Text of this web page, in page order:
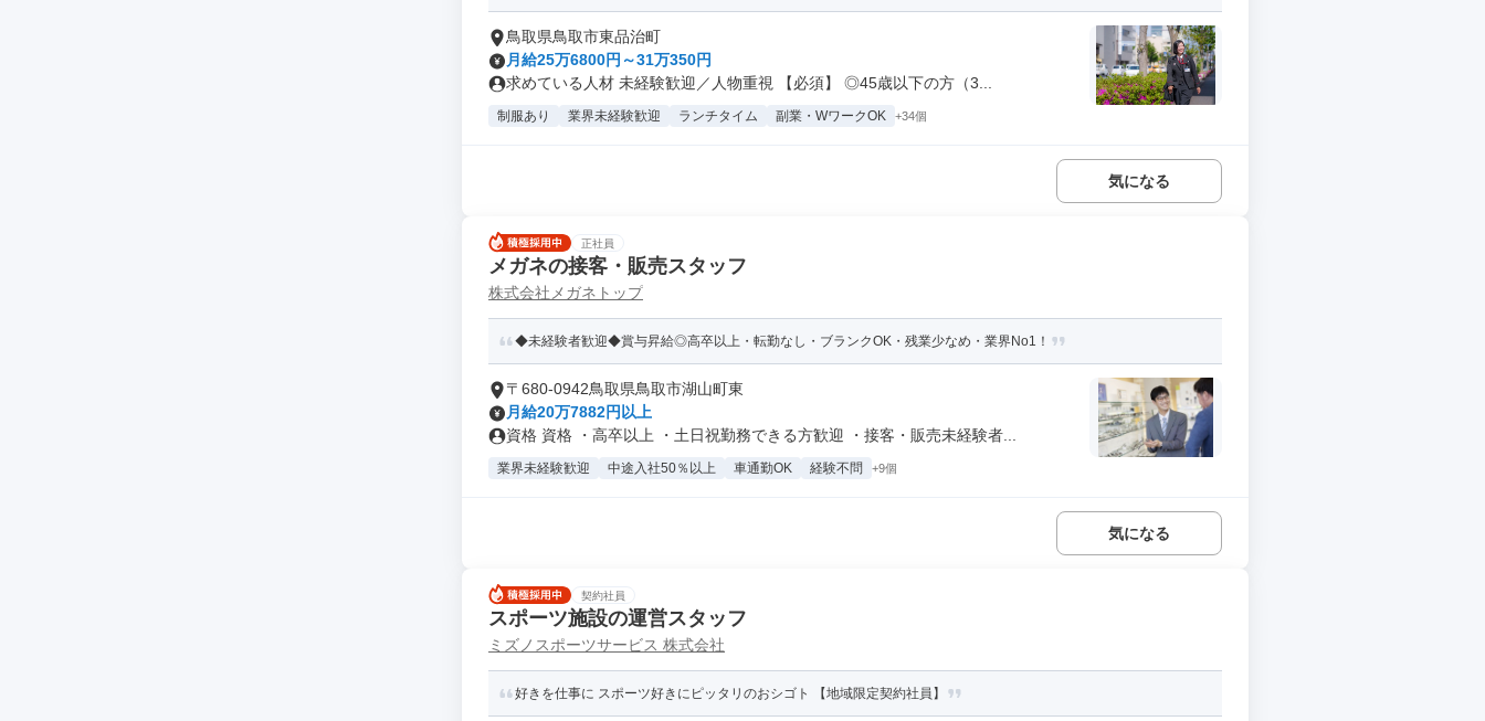
鳥取県鳥取市東品治町
月給25万6800円～31万350円
求めている人材 未経験歓迎／人物重視 【必須】 ◎45歳以下の方（3...
制服あり 業界未経験歓迎 ランチタイム 副業・WワークOK +34個
気になる
正社員
メガネの接客・販売スタッフ
株式会社メガネトップ
◆未経験者歓迎◆賞与昇給◎高卒以上・転勤なし・ブランクOK・残業少なめ・業界No1！
〒680-0942鳥取県鳥取市湖山町東
月給20万7882円以上
資格 資格 ・高卒以上 ・土日祝勤務できる方歓迎 ・接客・販売未経験者...
業界未経験歓迎 中途入社50％以上 車通勤OK 経験不問 +9個
気になる
契約社員
スポーツ施設の運営スタッフ
ミズノスポーツサービス 株式会社
好きを仕事に スポーツ好きにピッタリのおシゴト 【地域限定契約社員】